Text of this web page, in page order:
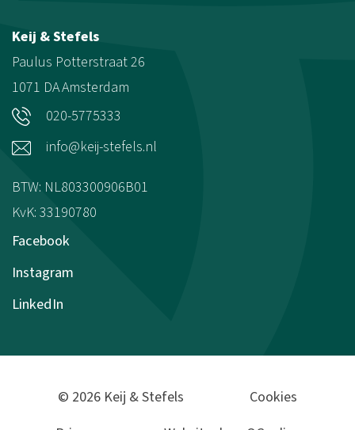
Keij & Stefels
Paulus Potterstraat 26
1071 DAAmsterdam
020-5775333
info@keij-stefels.nl
BTW: NL803300906B01
KvK: 33190780
Facebook
Instagram
LinkedIn
© 2026 Keij & Stefels
Cookies